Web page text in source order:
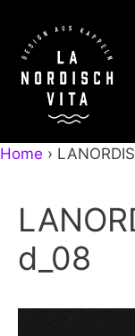
Inhalt
springen
Home ›
d_08